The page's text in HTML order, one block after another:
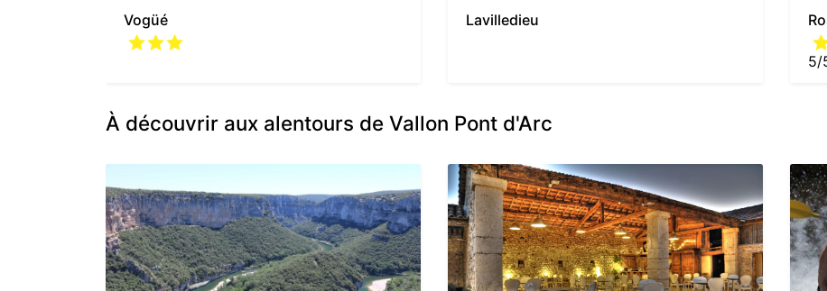
Vogüé Lavilledieu
À découvrir aux alentours de Vallon Pont d'Arc